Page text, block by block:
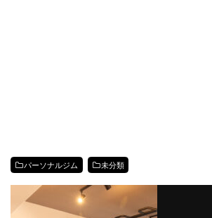
パーソナルジム 未分類